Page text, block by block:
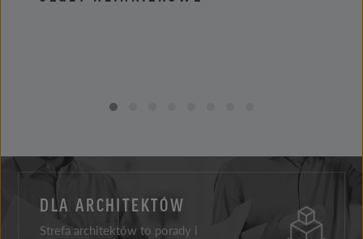
DLA ARCHITEKTÓW
Strefa architektów to porady i